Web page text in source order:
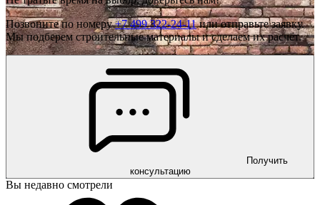
Позвоните по номеру+7 499 322-24-11или отправьте заявку.
Мы подберем строительные материалы и сделаем их расчёт.
Получить
консультацию
Вы недавно смотрели